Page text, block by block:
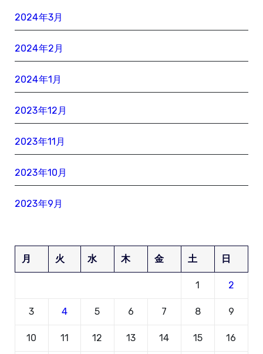
2024年3月
2024年2月
2024年1月
2023年12月
2023年11月
2023年10月
2023年9月
月 火 水 木 金 土 日
1 2
3 4 5 6 7 8 9
10 11 12 13 14 15 16